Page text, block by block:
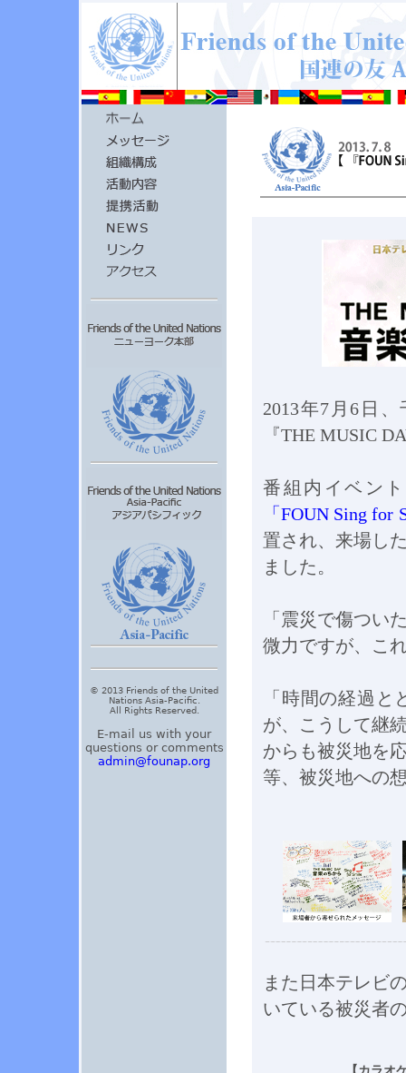
© 2013 Friends of the United
Nations Asia-Pacific.
All Rights Reserved.
E-mail us with your
questions or comments
admin@founap.org
2013年7月6日
『THE MUSIC
番組内イベン
「FOUN Sing for
置され、来場し
ました。
「震災で傷つい
微力ですが、こ
「時間の経過
が、こうして継
からも被災地を
等、被災地への
また日本テレビ
いている被災者